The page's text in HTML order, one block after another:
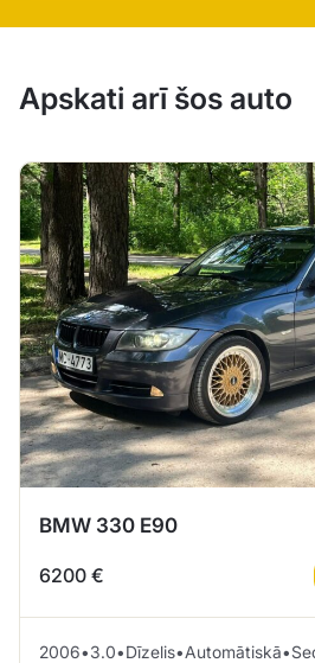
Apskati arī šos auto
BMW 330 E90
6200 €
2006•3.0•Dīzelis•Automātiskā•